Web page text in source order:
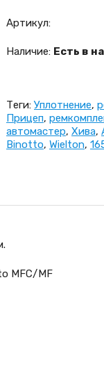
Артикул:
Наличие: Есть в
Теги:Уплотнение,
Прицеп,
автомастер, Хива,
Binotto, Wielton,
MFC/MF